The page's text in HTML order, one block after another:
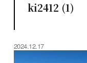
ki2412 (1)
2024.12.17